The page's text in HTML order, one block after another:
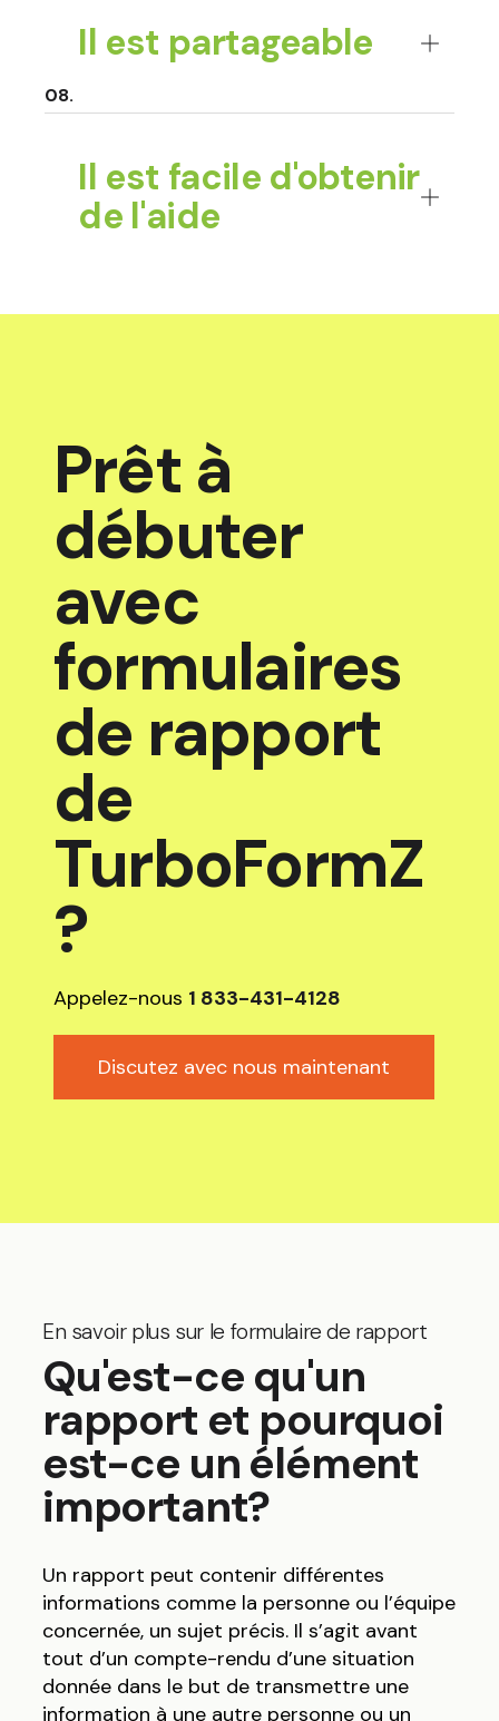
Il est partageable
Il est facile d'obtenir
de l'aide
Prêt à
débuter
avec
formulaires
de rapport
de
TurboFormZ
?
Appelez-nous 1 833-431-4128
Discutez avec nous maintenant
En savoir plus sur le formulaire de rapport
Qu'est-ce qu'un
rapport et pourquoi
est-ce un élément
important?
Un rapport peut contenir différentes
informations comme la personne ou l’équipe
concernée, un sujet précis. Il s’agit avant
tout d’un compte-rendu d’une situation
donnée dans le but de transmettre une
information à une autre personne ou un